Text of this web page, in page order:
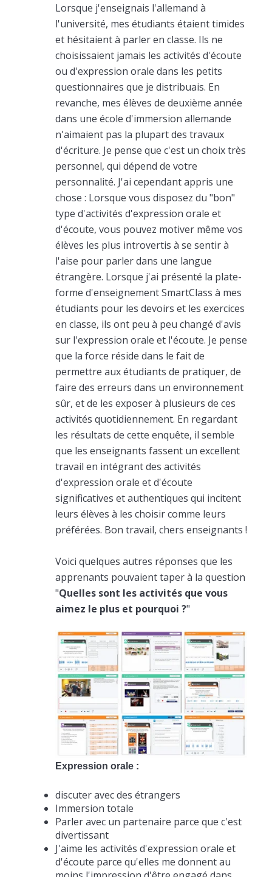
Lorsque j'enseignais l'allemand à
l'université, mes étudiants étaient timides
et hésitaient à parler en classe. Ils ne
choisissaient jamais les activités d'écoute
ou d'expression orale dans les petits
questionnaires que je distribuais. En
revanche, mes élèves de deuxième année
dans une école d'immersion allemande
n'aimaient pas la plupart des travaux
d'écriture. Je pense que c'est un choix très
personnel, qui dépend de votre
personnalité. J'ai cependant appris une
chose : Lorsque vous disposez du "bon"
type d'activités d'expression orale et
d'écoute, vous pouvez motiver même vos
élèves les plus introvertis à se sentir à
l'aise pour parler dans une langue
étrangère. Lorsque j'ai présenté la plate-
forme d'enseignement SmartClass à mes
étudiants pour les devoirs et les exercices
en classe, ils ont peu à peu changé d'avis
sur l'expression orale et l'écoute. Je pense
que la force réside dans le fait de
permettre aux étudiants de pratiquer, de
faire des erreurs dans un environnement
sûr, et de les exposer à plusieurs de ces
activités quotidiennement. En regardant
les résultats de cette enquête, il semble
que les enseignants fassent un excellent
travail en intégrant des activités
d'expression orale et d'écoute
significatives et authentiques qui incitent
leurs élèves à les choisir comme leurs
préférées. Bon travail, chers enseignants !
Voici quelques autres réponses que les
apprenants pouvaient taper à la question
"Quelles sont les activités que vous
aimez le plus et pourquoi ?"
Expression orale :
discuter avec des étrangers
Immersion totale
Parler avec un partenaire parce que c'est
divertissant
J'aime les activités d'expression orale et
d'écoute parce qu'elles me donnent au